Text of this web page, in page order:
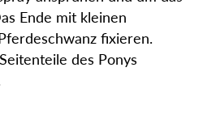
Ende mit kleinen
fixieren.
des Ponys